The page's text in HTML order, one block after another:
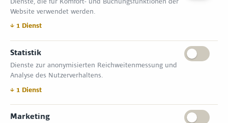
Reinhardtstr. 31, 10117 Berlin
Tel.: +49 (0) 30 814 50 12 600
office@kommunal.de
ÖFFNUNGSZEITEN MESSE
18. November 2026 09:00 – 17:00 Uhr
19. November 2026 09:00 – 17:00 Uhr
VERANSTALTUNGSORT
Messe Erfurt GmbH
Gothaer Straße 34 | D-99094 Erfurt
Website verwendet werden.
↓ 1 Dienst
Statistik
Dienste zur anonymisierten Reichweitenmessung und
Analyse des Nutzerverhaltens.
↓ 1 Dienst
Marketing